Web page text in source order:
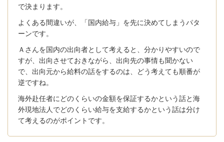
で決まります。
よくある間違いが、「国内給与」を先に決めてしまうパタ
ーンです。
Ａさんを国内の出向者として考えると、分かりやすいので
すが、出向させておきながら、出向先の事情も聞かない
で、出向元から給料の話をするのは、どう考えても順番が
逆ですね。
海外赴任者にどのくらいの金額を保証するかという話と海
外現地法人でどのくらい給与を支給するかという話は分け
て考えるのがポイントです。